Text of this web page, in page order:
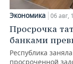
Экономика 06 авг,
Просрочка
банками
Республика
просроченной